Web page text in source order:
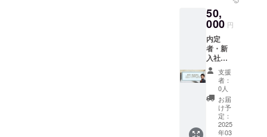
何名で
も参加
可能で
す。
ル
（zoom
）を使
用しま
す。 ・
何名で
も参加
可能で
す。
ケー
ション
と意思
決定の
手法 ※
状況に
応じ
て、内
容を一
部変更
する場
合がご
ざいま
ション
研修の
実施 ー
社内外
での効
果的な
コミュ
ニケー
ション
技術 ー
職場で
の信頼
関係を
50,
000 円
内定
者・新
入社員
向け｜
若手ビ
ジネス
基礎研
修（60
分）
（内
容） 弊
支援
者：
0人
お届
け予
定：
2025
年03